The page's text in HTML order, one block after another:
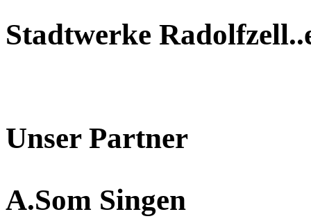
Stadtwerke
Unser Partner
A.Som Singen